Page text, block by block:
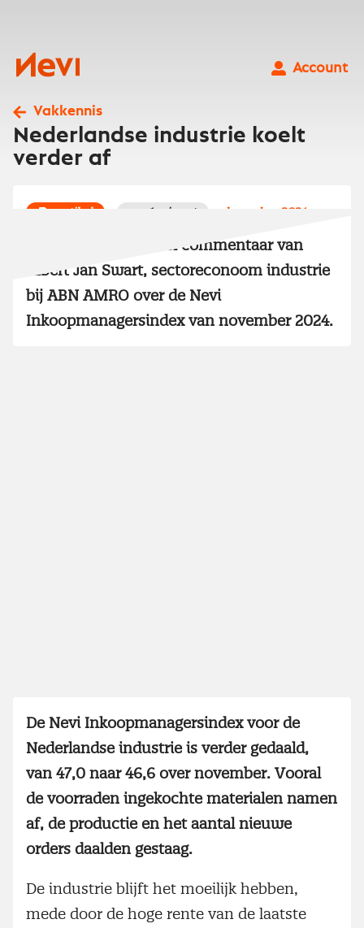
Nevi
Account
Vakkennis
Nederlandse industrie koelt
verder af
artikel 1 minuut december 2024
Lees het redactioneel commentaar van
Albert Jan Swart, sectoreconoom industrie
bij ABN AMRO over de Nevi
Inkoopmanagersindex van november 2024.
De Nevi Inkoopmanagersindex voor de
Nederlandse industrie is verder gedaald,
van 47,0 naar 46,6 over november. Vooral
de voorraden ingekochte materialen namen
af, de productie en het aantal nieuwe
orders daalden gestaag.
De industrie blijft het moeilijk hebben,
mede door de hoge rente van de laatste